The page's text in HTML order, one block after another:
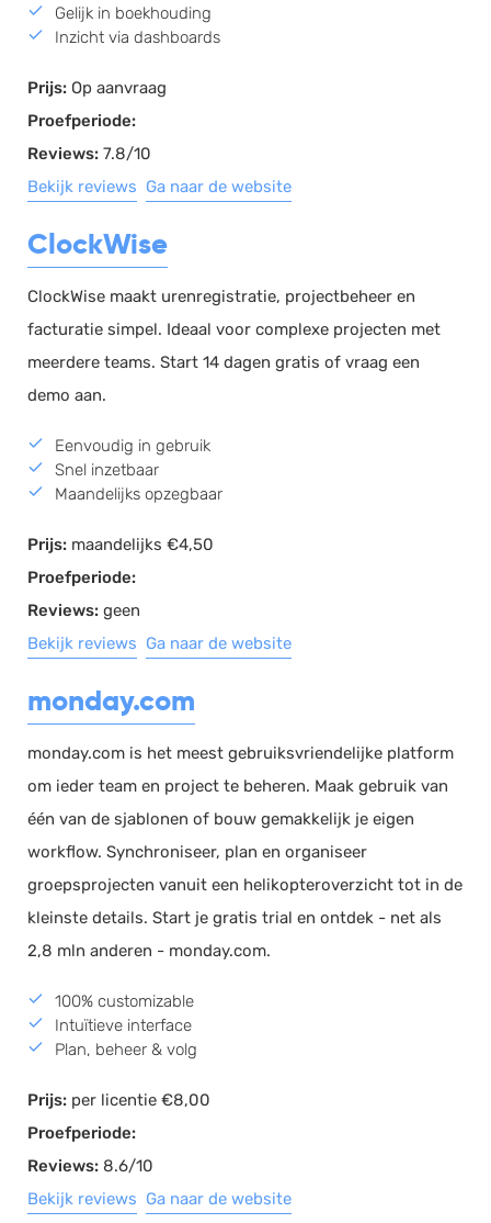
Gelijk in boekhouding
Inzicht via dashboards
Prijs: Op aanvraag
Proefperiode:
Reviews: 7.8/10
Bekijk reviews Ga naar de website
ClockWise
ClockWise maakt urenregistratie, projectbeheer en
facturatie simpel. Ideaal voor complexe projecten met
meerdere teams. Start 14 dagen gratis of vraag een
demo aan.
Eenvoudig in gebruik
Snel inzetbaar
Maandelijks opzegbaar
Prijs: maandelijks €4,50
Proefperiode:
Reviews: geen
Bekijk reviews Ga naar de website
monday.com
monday.com is het meest gebruiksvriendelijke platform
om ieder team en project te beheren. Maak gebruik van
één van de sjablonen of bouw gemakkelijk je eigen
workflow. Synchroniseer, plan en organiseer
groepsprojecten vanuit een helikopteroverzicht tot in de
kleinste details. Start je gratis trial en ontdek - net als
2,8 mln anderen - monday.com.
100% customizable
Intuïtieve interface
Plan, beheer & volg
Prijs: per licentie €8,00
Proefperiode:
Reviews: 8.6/10
Bekijk reviews Ga naar de website